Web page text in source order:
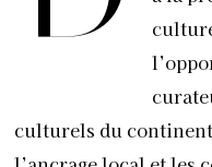
culturels du